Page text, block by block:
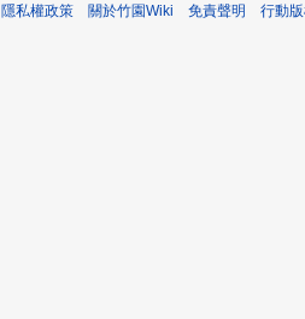
隱私權政策 關於竹園Wiki 免責聲明 行動